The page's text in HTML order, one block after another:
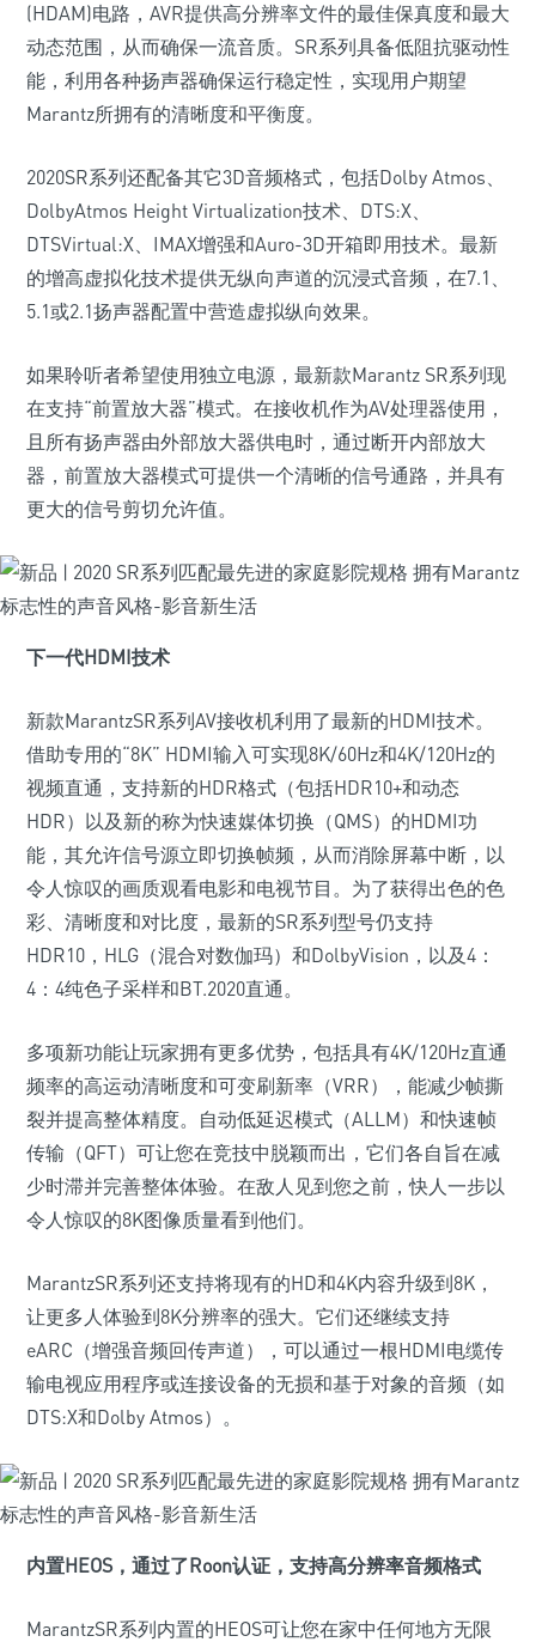
(HDAM)电路，AVR提供高分辨率文件的最佳保真度和最大
动态范围，从而确保一流音质。SR系列具备低阻抗驱动性
能，利用各种扬声器确保运行稳定性，实现用户期望
Marantz所拥有的清晰度和平衡度。
2020SR系列还配备其它3D音频格式，包括Dolby Atmos、
DolbyAtmos Height Virtualization技术、DTS:X、
DTSVirtual:X、IMAX增强和Auro-3D开箱即用技术。最新
的增高虚拟化技术提供无纵向声道的沉浸式音频，在7.1、
5.1或2.1扬声器配置中营造虚拟纵向效果。
如果聆听者希望使用独立电源，最新款Marantz SR系列现
在支持“前置放大器”模式。在接收机作为AV处理器使用，
且所有扬声器由外部放大器供电时，通过断开内部放大
器，前置放大器模式可提供一个清晰的信号通路，并具有
更大的信号剪切允许值。
下一代HDMI技术
新款MarantzSR系列AV接收机利用了最新的HDMI技术。
借助专用的“8K” HDMI输入可实现8K/60Hz和4K/120Hz的
视频直通，支持新的HDR格式（包括HDR10+和动态
HDR）以及新的称为快速媒体切换（QMS）的HDMI功
能，其允许信号源立即切换帧频，从而消除屏幕中断，以
令人惊叹的画质观看电影和电视节目。为了获得出色的色
彩、清晰度和对比度，最新的SR系列型号仍支持
HDR10，HLG（混合对数伽玛）和DolbyVision，以及4：
4：4纯色子采样和BT.2020直通。
多项新功能让玩家拥有更多优势，包括具有4K/120Hz直通
频率的高运动清晰度和可变刷新率（VRR），能减少帧撕
裂并提高整体精度。自动低延迟模式（ALLM）和快速帧
传输（QFT）可让您在竞技中脱颖而出，它们各自旨在减
少时滞并完善整体体验。在敌人见到您之前，快人一步以
令人惊叹的8K图像质量看到他们。
MarantzSR系列还支持将现有的HD和4K内容升级到8K，
让更多人体验到8K分辨率的强大。它们还继续支持
eARC（增强音频回传声道），可以通过一根HDMI电缆传
输电视应用程序或连接设备的无损和基于对象的音频（如
DTS:X和Dolby Atmos）。
内置HEOS，通过了Roon认证，支持高分辨率音频格式
MarantzSR系列内置的HEOS可让您在家中任何地方无限